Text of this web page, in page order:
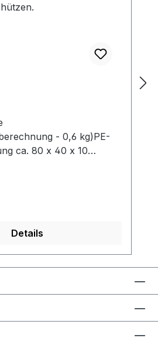
- 0,6 kg)PE-
ca. 80 x 40 x 10
Details